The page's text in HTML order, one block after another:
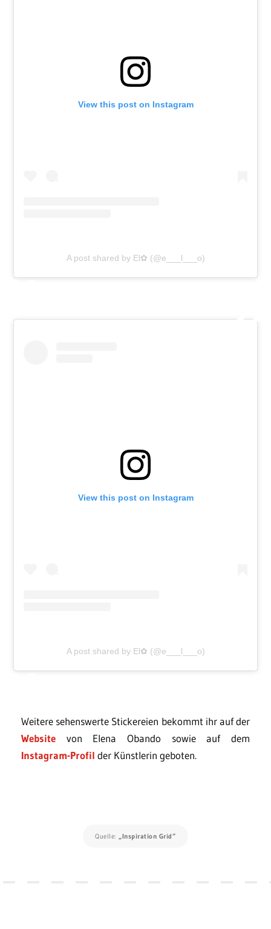
View this post on Instagram
A post shared by El✿ (@e___l___o)
View this post on Instagram
A post shared by El✿ (@e___l___o)
Weitere sehenswerte Stickereien bekommt ihr auf der
Website von Elena Obando sowie auf dem
Instagram-Profil der Künstlerin geboten.
Quelle: „Inspiration Grid“